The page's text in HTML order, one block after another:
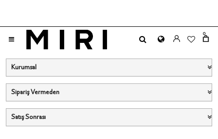
0
Kurumsal
Sipariş Vermeden
Satış Sonrası